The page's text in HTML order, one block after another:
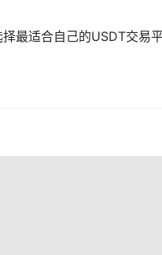
最适合自己的USDT交易